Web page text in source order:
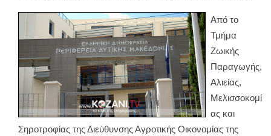
Από το
Τμήμα
Ζωικής
Παραγωγής,
Αλιείας,
Μελισσοκομί
ας και
Σηροτροφίας της Διεύθυνσης Αγροτικής Οικονομίας της